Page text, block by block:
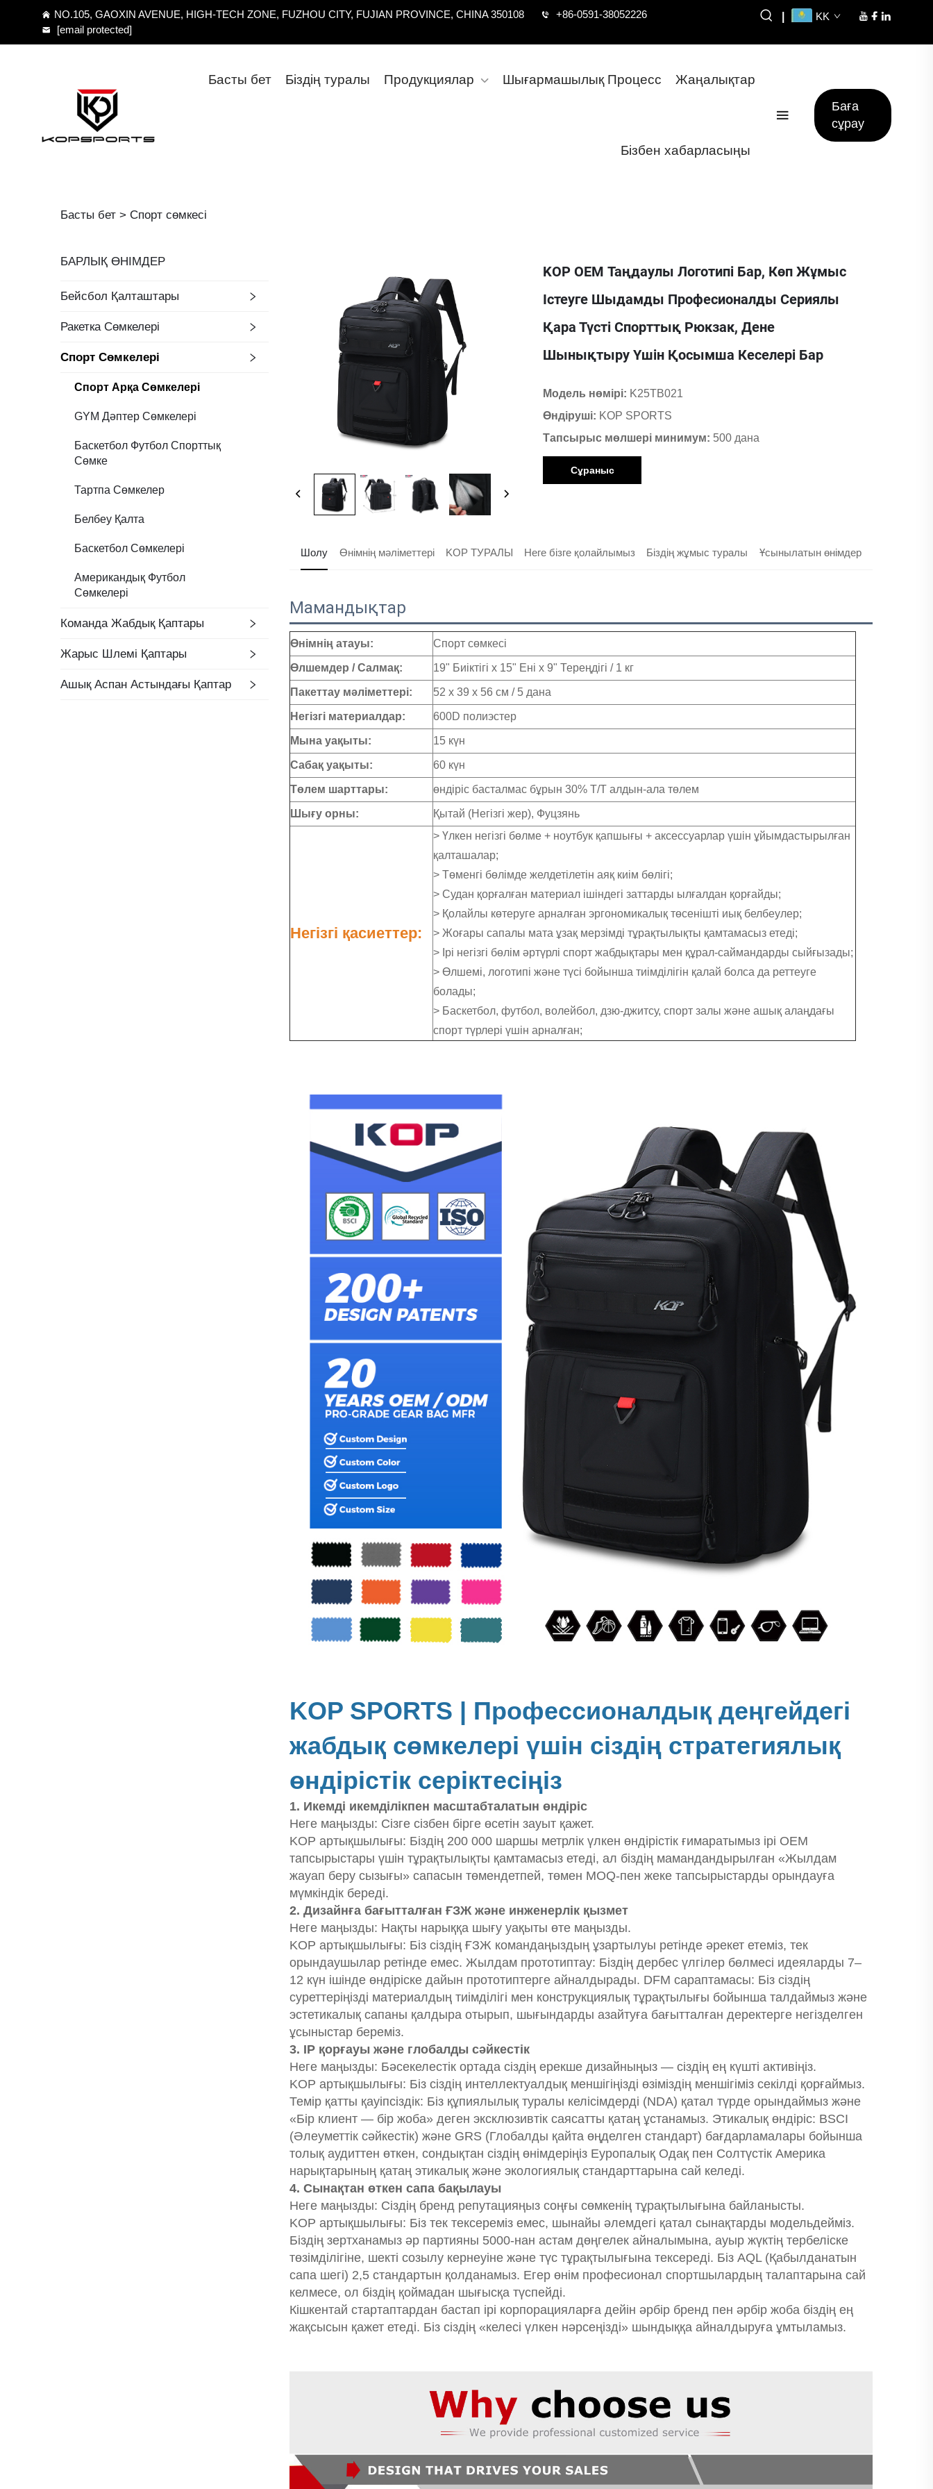
NO.105, GAOXIN AVENUE, HIGH-TECH ZONE, FUZHOU CITY, FUJIAN PROVINCE, CHINA 350108
+86-0591-38052226
[email protected]
KK
Басты бет Біздің туралы Продукциялар Шығармашылық Процесс Жаңалықтар
Бізбен хабарласыңы
Баға
сұрау
Басты бет > Спорт сөмкесі
БАРЛЫҚ ӨНІМДЕР
Бейсбол Қалташтары
Ракетка Сөмкелері
Спорт Сөмкелері
Спорт Арқа Сөмкелері
GYM Дәптер Сөмкелері
Баскетбол Футбол Спорттық
Сөмке
Тартпа Сөмкелер
Белбеу Қалта
Баскетбол Сөмкелері
Американдық Футбол
Сөмкелері
Команда Жабдық Қаптары
Жарыс Шлемі Қаптары
Ашық Аспан Астындағы Қаптар
KOP OEM Таңдаулы Логотипі Бар, Көп Жұмыс
Істеуге Шыдамды Професионалды Сериялы
Қара Түсті Спорттық Рюкзак, Дене
Шынықтыру Үшін Қосымша Кеселері Бар
Модель нөмірі: K25TB021
Өндіруші: KOP SPORTS
Тапсырыс мөлшері минимум: 500 дана
Сұраныс
Шолу Өнімнің мәліметтері KOP ТУРАЛЫ Неге бізге қолайлымыз Біздің жұмыс туралы Ұсынылатын өнімдер
Мамандықтар
Өнімнің атауы: Спорт сөмкесі
Өлшемдер / Салмақ: 19" Биіктігі x 15" Ені x 9" Тереңдігі / 1 кг
Пакеттау мәліметтері: 52 x 39 x 56 см / 5 дана
Негізгі материалдар: 600D полиэстер
Мына уақыты: 15 күн
Сабақ уақыты: 60 күн
Төлем шарттары: өндіріс басталмас бұрын 30% Т/Т алдын-ала төлем
Шығу орны: Қытай (Негізгі жер), Фуцзянь
Негізгі қасиеттер:
> Үлкен негізгі бөлме + ноутбук қапшығы + аксессуарлар үшін ұйымдастырылған
қалташалар;
> Төменгі бөлімде желдетілетін аяқ киім бөлігі;
> Судан қорғалған материал ішіндегі заттарды ылғалдан қорғайды;
> Қолайлы көтеруге арналған эргономикалық төсенішті иық белбеулер;
> Жоғары сапалы мата ұзақ мерзімді тұрақтылықты қамтамасыз етеді;
> Ірі негізгі бөлім әртүрлі спорт жабдықтары мен құрал-саймандарды сыйғызады;
> Өлшемі, логотипі және түсі бойынша тиімділігін қалай болса да реттеуге
болады;
> Баскетбол, футбол, волейбол, дзю-джитсу, спорт залы және ашық алаңдағы
спорт түрлері үшін арналған;
KOP SPORTS | Профессионалдық деңгейдегі
жабдық сөмкелері үшін сіздің стратегиялық
өндірістік серіктесіңіз
1. Икемді икемділікпен масштабталатын өндіріс
Неге маңызды: Сізге сізбен бірге өсетін зауыт қажет.
KOP артықшылығы: Біздің 200 000 шаршы метрлік үлкен өндірістік ғимаратымыз ірі OEM
тапсырыстары үшін тұрақтылықты қамтамасыз етеді, ал біздің мамандандырылған «Жылдам
жауап беру сызығы» сапасын төмендетпей, төмен MOQ-пен жеке тапсырыстарды орындауға
мүмкіндік береді.
2. Дизайнға бағытталған ҒЗЖ және инженерлік қызмет
Неге маңызды: Нақты нарыққа шығу уақыты өте маңызды.
KOP артықшылығы: Біз сіздің ҒЗЖ командаңыздың ұзартылуы ретінде әрекет етеміз, тек
орындаушылар ретінде емес. Жылдам прототиптау: Біздің дербес үлгілер бөлмесі идеяларды 7–
12 күн ішінде өндіріске дайын прототиптерге айналдырады. DFM сараптамасы: Біз сіздің
суреттеріңізді материалдың тиімділігі мен конструкциялық тұрақтылығы бойынша талдаймыз және
эстетикалық сапаны қалдыра отырып, шығындарды азайтуға бағытталған деректерге негізделген
ұсыныстар береміз.
3. IP қорғауы және глобалды сәйкестік
Неге маңызды: Бәсекелестік ортада сіздің ерекше дизайныңыз — сіздің ең күшті активіңіз.
KOP артықшылығы: Біз сіздің интеллектуалдық меншігіңізді өзіміздің меншігіміз секілді қорғаймыз.
Темір қатты қауіпсіздік: Біз құпиялылық туралы келісімдерді (NDA) қатал түрде орындаймыз және
«Бір клиент — бір жоба» деген эксклюзивтік саясатты қатаң ұстанамыз. Этикалық өндіріс: BSCI
(Әлеуметтік сәйкестік) және GRS (Глобалды қайта өңделген стандарт) бағдарламалары бойынша
толық аудиттен өткен, сондықтан сіздің өнімдеріңіз Еуропалық Одақ пен Солтүстік Америка
нарықтарының қатаң этикалық және экологиялық стандарттарына сай келеді.
4. Сынақтан өткен сапа бақылауы
Неге маңызды: Сіздің бренд репутацияңыз соңғы сөмкенің тұрақтылығына байланысты.
KOP артықшылығы: Біз тек тексереміз емес, шынайы әлемдегі қатал сынақтарды модельдейміз.
Біздің зертханамыз әр партияны 5000-нан астам дөңгелек айналымына, ауыр жүктің тербеліске
төзімділігіне, шекті созылу кернеуіне және түс тұрақтылығына тексереді. Біз AQL (Қабылданатын
сапа шегі) 2,5 стандартын қолданамыз. Егер өнім професионал спортшылардың талаптарына сай
келмесе, ол біздің қоймадан шығысқа түспейді.
Кішкентай стартаптардан бастап ірі корпорацияларға дейін әрбір бренд пен әрбір жоба біздің ең
жақсысын қажет етеді. Біз сіздің «келесі үлкен нәрсеңізді» шындыққа айналдыруға ұмтыламыз.